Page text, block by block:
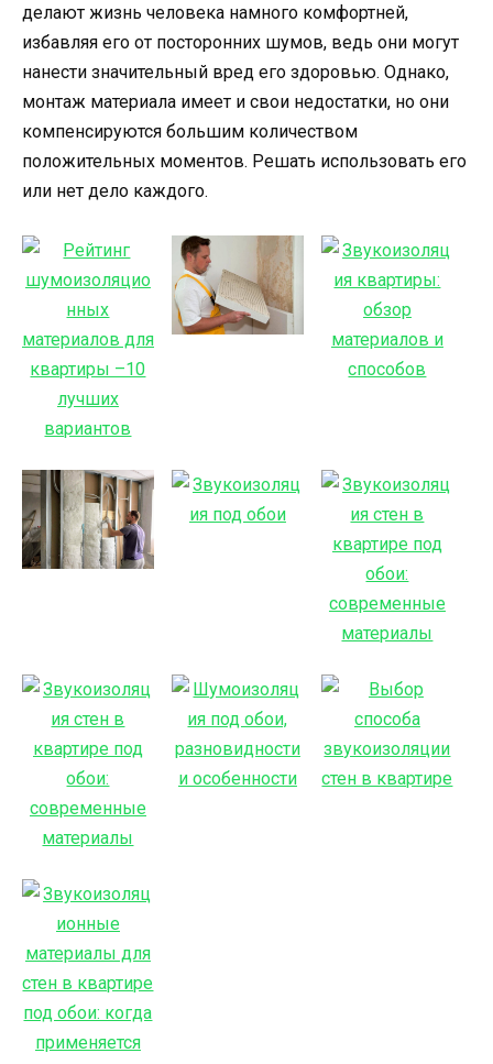
делают жизнь человека намного комфортней,
избавляя его от посторонних шумов, ведь они могут
нанести значительный вред его здоровью. Однако,
монтаж материала имеет и свои недостатки, но они
компенсируются большим количеством
положительных моментов. Решать использовать его
или нет дело каждого.